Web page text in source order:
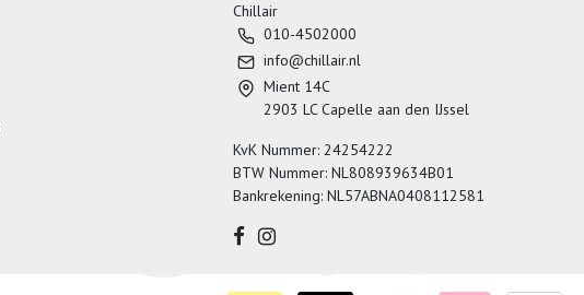
Chillair
010-4502000
info@chillair.nl
Mient 14C
2903 LC Capelle aan den IJssel
KvK Nummer: 24254222
BTW Nummer: NL808939634B01
Bankrekening: NL57ABNA0408112581